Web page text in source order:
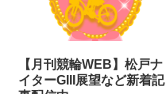
【月刊競輪WEB】松戸ナ
イターGIII展望など新着記